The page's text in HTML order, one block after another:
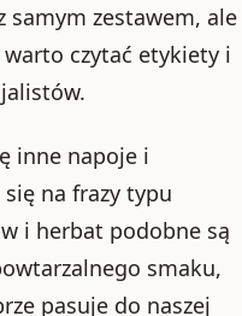
samym zestawem, ale
czytać etykiety i
inne napoje i
na frazy typu
i herbat podobne są
smaku,
pasuje do naszej